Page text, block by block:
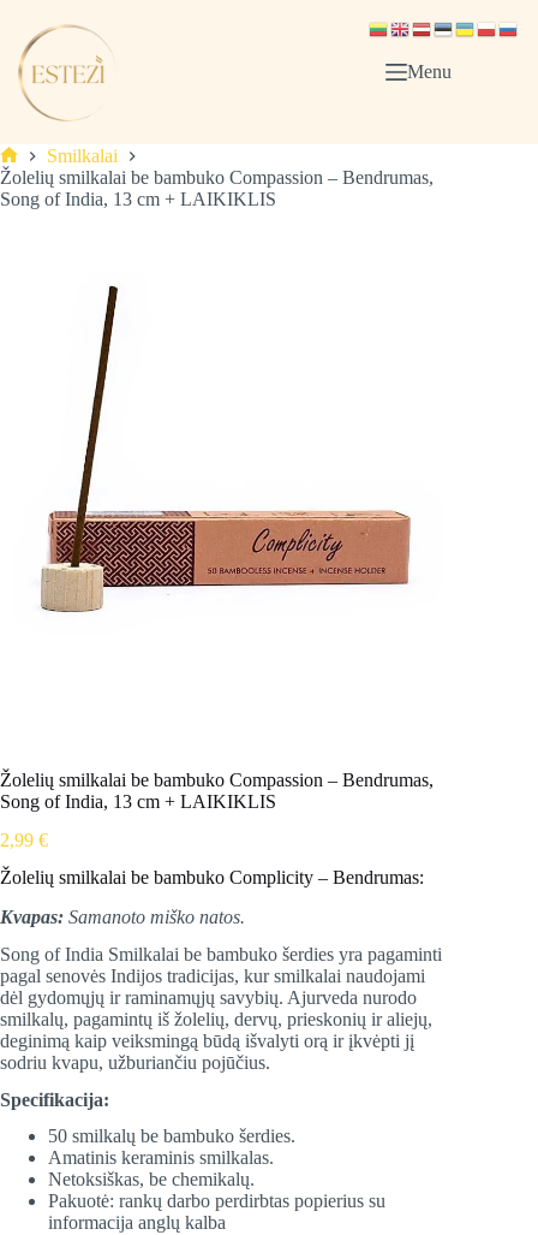
content
Menu
Pagrindinis
Smilkalai
Žolelių smilkalai be bambuko Compassion – Bendrumas,
Song of India, 13 cm + LAIKIKLIS
Žolelių smilkalai be bambuko Compassion – Bendrumas,
Song of India, 13 cm + LAIKIKLIS
2,99 €
Žolelių smilkalai be bambuko Complicity – Bendrumas:
Kvapas: Samanoto miško natos.
Song of India Smilkalai be bambuko šerdies yra pagaminti
pagal senovės Indijos tradicijas, kur smilkalai naudojami
dėl gydomųjų ir raminamųjų savybių. Ajurveda nurodo
smilkalų, pagamintų iš žolelių, dervų, prieskonių ir aliejų,
deginimą kaip veiksmingą būdą išvalyti orą ir įkvėpti jį
sodriu kvapu, užburiančiu pojūčius.
Specifikacija:
50 smilkalų be bambuko šerdies.
Amatinis keraminis smilkalas.
Netoksiškas, be chemikalų.
Pakuotė: rankų darbo perdirbtas popierius su
informacija anglų kalba